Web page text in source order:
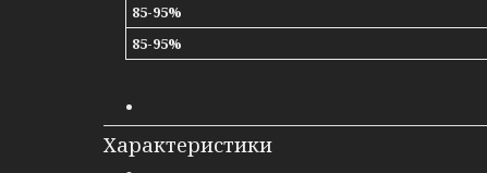
85-95%
85-95%
Характеристики